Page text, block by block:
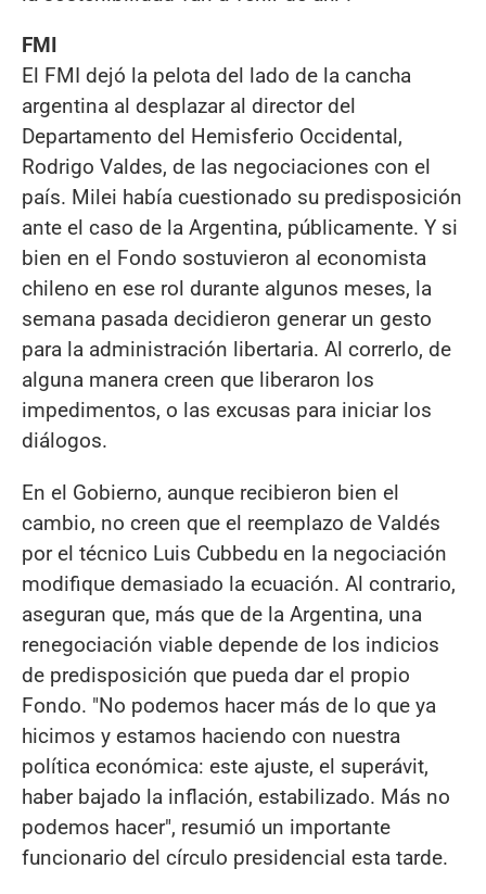
FMI
El FMI dejó la pelota del lado de la cancha
argentina al desplazar al director del
Departamento del Hemisferio Occidental,
Rodrigo Valdes, de las negociaciones con el
país. Milei había cuestionado su predisposición
ante el caso de la Argentina, públicamente. Y si
bien en el Fondo sostuvieron al economista
chileno en ese rol durante algunos meses, la
semana pasada decidieron generar un gesto
para la administración libertaria. Al correrlo, de
alguna manera creen que liberaron los
impedimentos, o las excusas para iniciar los
diálogos.
En el Gobierno, aunque recibieron bien el
cambio, no creen que el reemplazo de Valdés
por el técnico Luis Cubbedu en la negociación
modifique demasiado la ecuación. Al contrario,
aseguran que, más que de la Argentina, una
renegociación viable depende de los indicios
de predisposición que pueda dar el propio
Fondo. "No podemos hacer más de lo que ya
hicimos y estamos haciendo con nuestra
política económica: este ajuste, el superávit,
haber bajado la inflación, estabilizado. Más no
podemos hacer", resumió un importante
funcionario del círculo presidencial esta tarde.